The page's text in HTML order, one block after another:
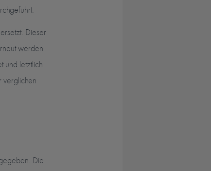
ersetzt. Dieser
werden
und letztlich
verglichen
Die